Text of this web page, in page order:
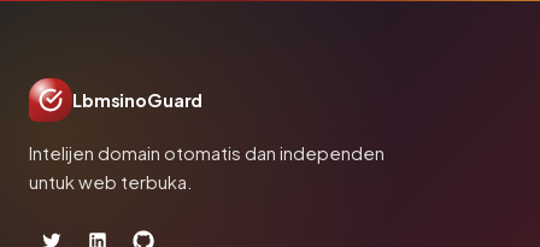
LbmsinoGuard
Intelijen domain otomatis dan independen
untuk web terbuka.